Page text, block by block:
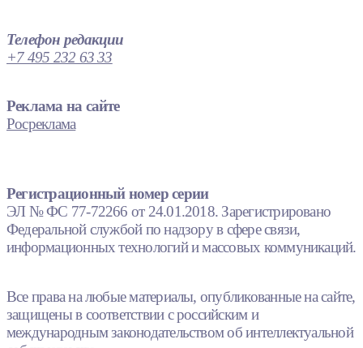
Телефон редакции
+7 495 232 63 33
Реклама на сайте
Росреклама
Регистрационный номер серии
ЭЛ № ФС 77-72266 от 24.01.2018. Зарегистрировано
Федеральной службой по надзору в сфере связи,
информационных технологий и массовых коммуникаций.
Все права на любые материалы, опубликованные на сайте,
защищены в соответствии с российским и
международным законодательством об интеллектуальной